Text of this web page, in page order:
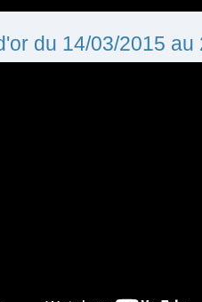
du 14/03/2015 au